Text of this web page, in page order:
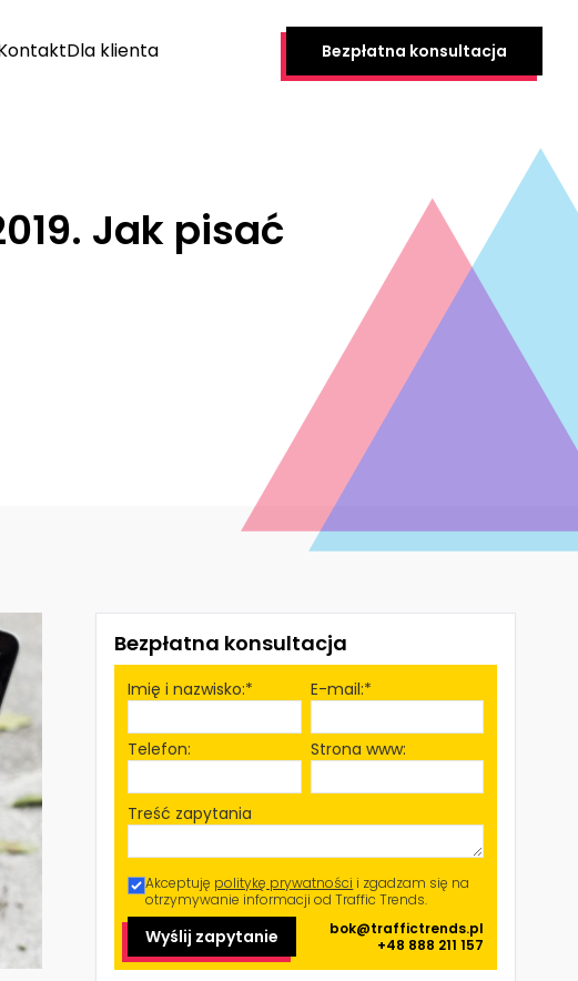
Dla klienta Bezpłatna konsultacja
Jak pisać
Bezpłatna konsultacja
Imię i nazwisko:* E-mail:*
Telefon: Strona www:
Treść zapytania
Akceptuję politykę prywatności i zgadzam się na
otrzymywanie informacji od Traffic Trends.
Wyślij zapytanie
bok@traffictrends.pl
+48 888 211 157